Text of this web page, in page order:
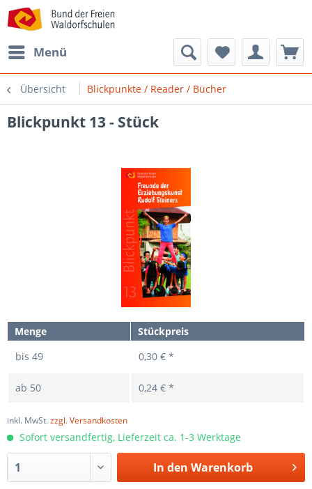
Menü
Übersicht Blickpunkte / Reader / Bücher
Blickpunkt 13 - Stück
Menge
Stückpreis
bis 49 0,30 € *
ab 50 0,24 € *
inkl. MwSt.zzgl. Versandkosten
Sofort versandfertig, Lieferzeit ca. 1-3 Werktage
In den Warenkorb